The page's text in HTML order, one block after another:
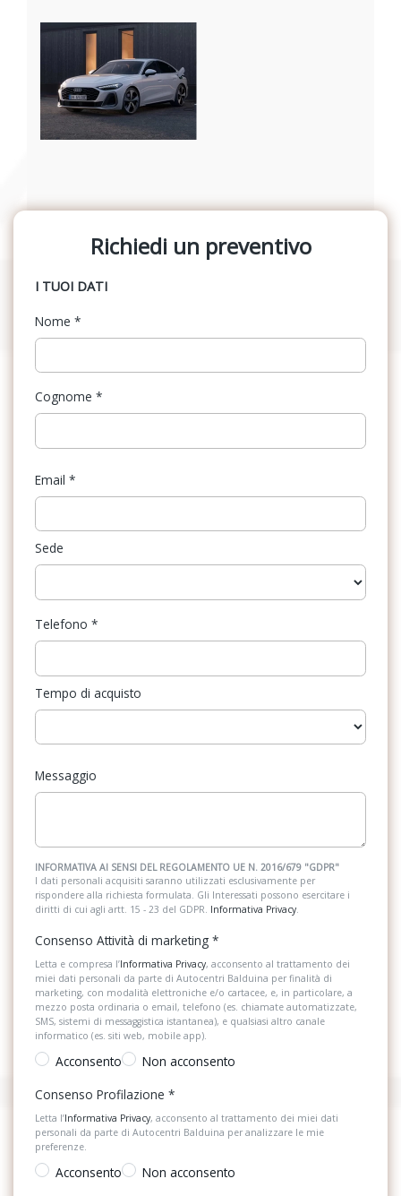
Richiedi un preventivo
I TUOI DATI
Nome *
Cognome *
Email *
Sede
Telefono *
Tempo di acquisto
Messaggio
INFORMATIVA AI SENSI DEL REGOLAMENTO UE N. 2016/679 "GDPR"
I dati personali acquisiti saranno utilizzati esclusivamente per
rispondere alla richiesta formulata. Gli Interessati possono esercitare i
diritti di cui agli artt. 15 - 23 del GDPR. Informativa Privacy.
Consenso Attività di marketing *
Letta e compresa l’Informativa Privacy, acconsento al trattamento dei
miei dati personali da parte di Autocentri Balduina per finalità di
marketing, con modalità elettroniche e/o cartacee, e, in particolare, a
mezzo posta ordinaria o email, telefono (es. chiamate automatizzate,
SMS, sistemi di messaggistica istantanea), e qualsiasi altro canale
informatico (es. siti web, mobile app).
Acconsento
Non acconsento
Consenso Profilazione *
Letta l’Informativa Privacy, acconsento al trattamento dei miei dati
personali da parte di Autocentri Balduina per analizzare le mie
preferenze.
Acconsento
Non acconsento